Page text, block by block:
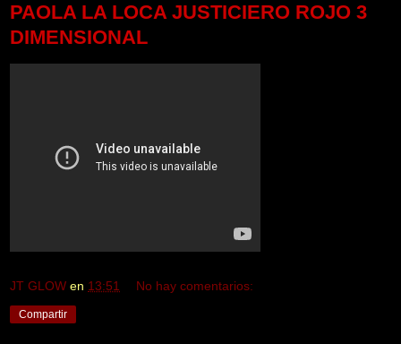
PAOLA LA LOCA JUSTICIERO ROJO 3
DIMENSIONAL
JT GLOW en 13:51 No hay comentarios:
Compartir